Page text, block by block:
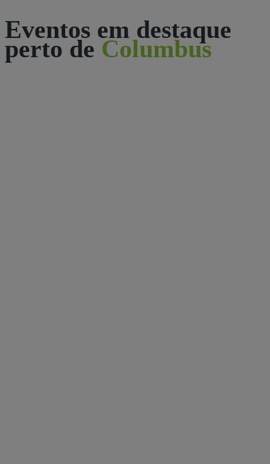
Eventos em destaque
perto de Columbus